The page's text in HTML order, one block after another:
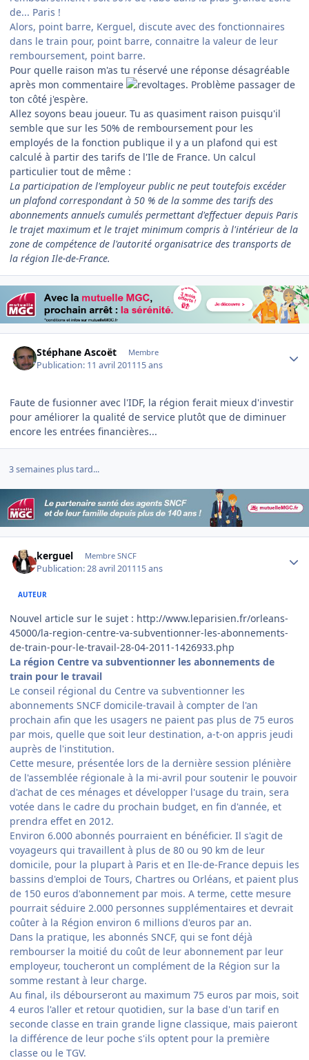
de... Paris !
Alors, point barre, Kerguel, discute avec des fonctionnaires
dans le train pour, point barre, connaitre la valeur de leur
remboursement, point barre.
Pour quelle raison m'as tu réservé une réponse désagréable
après mon commentaire
. Problème passager de
ton côté j'espère.
Allez soyons beau joueur. Tu as quasiment raison puisqu'il
semble que sur les 50% de remboursement pour les
employés de la fonction publique il y a un plafond qui est
calculé à partir des tarifs de l'Ile de France. Un calcul
particulier tout de même :
La participation de l'employeur public ne peut toutefois excéder
un plafond correspondant à 50 % de la somme des tarifs des
abonnements annuels cumulés permettant d'effectuer depuis Paris
le trajet maximum et le trajet minimum compris à l'intérieur de la
zone de compétence de l'autorité organisatrice des transports de
la région Ile-de-France.
Stéphane Ascoët Membre
Publication: 11 avril 201115 ans
Faute de fusionner avec l'IDF, la région ferait mieux d'investir
pour améliorer la qualité de service plutôt que de diminuer
encore les entrées financières...
3 semaines plus tard...
kerguel Membre SNCF
Publication:28 avril 201115 ans
AUTEUR
Nouvel article sur le sujet : http://www.leparisien.fr/orleans-
45000/la-region-centre-va-subventionner-les-abonnements-
de-train-pour-le-travail-28-04-2011-1426933.php
La région Centre va subventionner les abonnements de
train pour le travail
Le conseil régional du Centre va subventionner les
abonnements SNCF domicile-travail à compter de l'an
prochain afin que les usagers ne paient pas plus de 75 euros
par mois, quelle que soit leur destination, a-t-on appris jeudi
auprès de l'institution.
Cette mesure, présentée lors de la dernière session plénière
de l'assemblée régionale à la mi-avril pour soutenir le pouvoir
d'achat de ces ménages et développer l'usage du train, sera
votée dans le cadre du prochain budget, en fin d'année, et
prendra effet en 2012.
Environ 6.000 abonnés pourraient en bénéficier. Il s'agit de
voyageurs qui travaillent à plus de 80 ou 90 km de leur
domicile, pour la plupart à Paris et en Ile-de-France depuis les
bassins d'emploi de Tours, Chartres ou Orléans, et paient plus
de 150 euros d'abonnement par mois. A terme, cette mesure
pourrait séduire 2.000 personnes supplémentaires et devrait
coûter à la Région environ 6 millions d'euros par an.
Dans la pratique, les abonnés SNCF, qui se font déjà
rembourser la moitié du coût de leur abonnement par leur
employeur, toucheront un complément de la Région sur la
somme restant à leur charge.
Au final, ils débourseront au maximum 75 euros par mois, soit
4 euros l'aller et retour quotidien, sur la base d'un tarif en
seconde classe en train grande ligne classique, mais paieront
la différence de leur poche s'ils optent pour la première
classe ou le TGV.